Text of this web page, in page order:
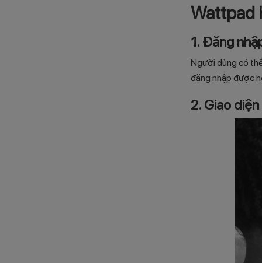
Wattpad
1. Đăng
Người dùng có
đăng nhập được
2. Giao